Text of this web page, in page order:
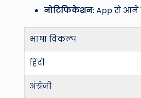
नोटिफिकेशन: App से आने
भाषा विकल्प
हिंदी
अंग्रेजी